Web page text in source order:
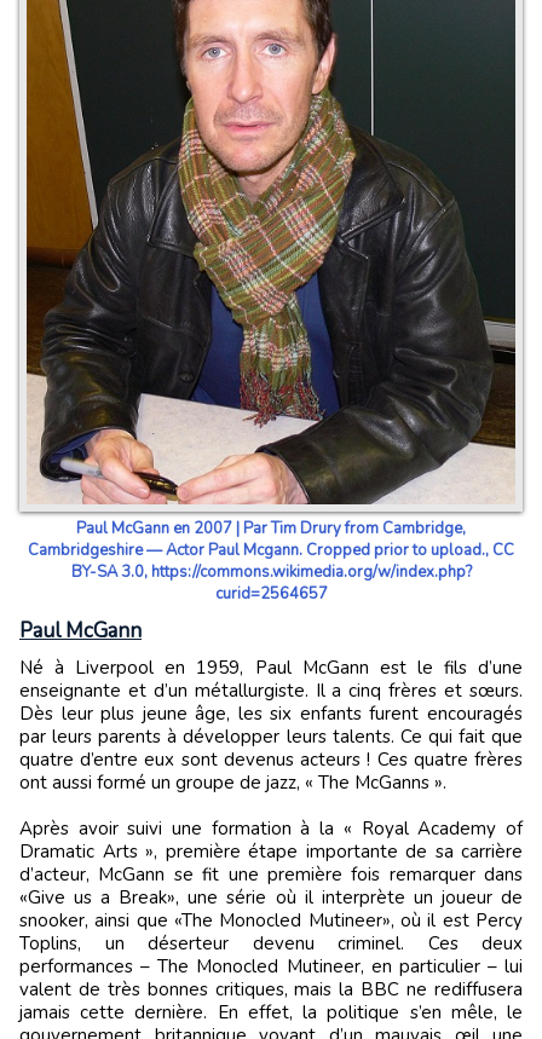
Paul McGann en 2007 | Par Tim Drury from Cambridge,
Cambridgeshire — Actor Paul Mcgann. Cropped prior to upload., CC
BY-SA 3.0, https://commons.wikimedia.org/w/index.php?
curid=2564657
Paul McGann
Né à Liverpool en 1959, Paul McGann est le fils d’une
enseignante et d’un métallurgiste. Il a cinq frères et sœurs.
Dès leur plus jeune âge, les six enfants furent encouragés
par leurs parents à développer leurs talents. Ce qui fait que
quatre d’entre eux sont devenus acteurs ! Ces quatre frères
ont aussi formé un groupe de jazz, « The McGanns ».
Après avoir suivi une formation à la « Royal Academy of
Dramatic Arts », première étape importante de sa carrière
d’acteur, McGann se fit une première fois remarquer dans
«Give us a Break», une série où il interprète un joueur de
snooker, ainsi que «The Monocled Mutineer», où il est Percy
Toplins, un déserteur devenu criminel. Ces deux
performances – The Monocled Mutineer, en particulier – lui
valent de très bonnes critiques, mais la BBC ne rediffusera
jamais cette dernière. En effet, la politique s’en mêle, le